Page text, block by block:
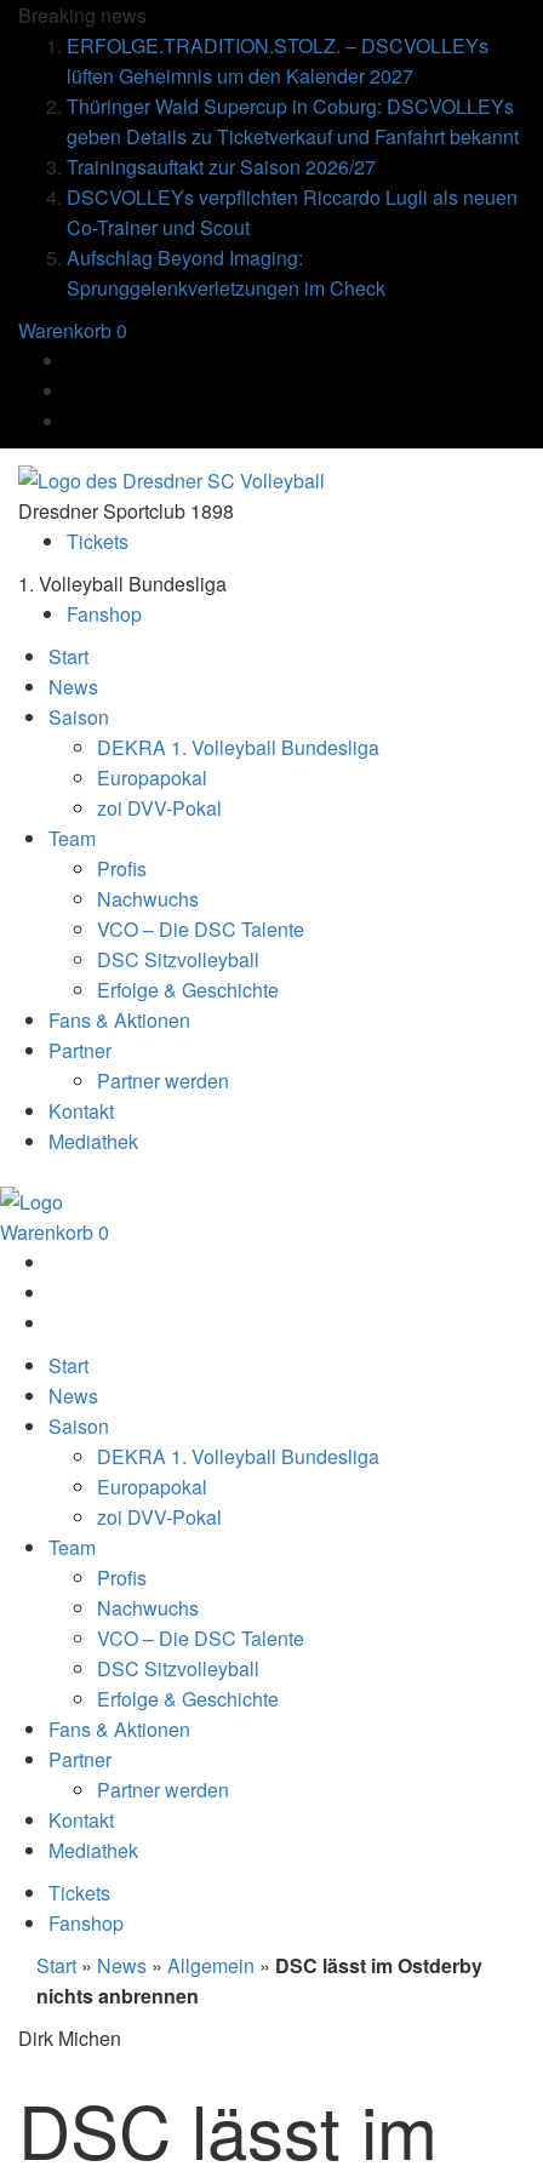
Breaking news
ERFOLGE.TRADITION.STOLZ. – DSCVOLLEYs
lüften Geheimnis um den Kalender 2027
Thüringer Wald Supercup in Coburg: DSCVOLLEYs
geben Details zu Ticketverkauf und Fanfahrt bekannt
Trainingsauftakt zur Saison 2026/27
DSCVOLLEYs verpflichten Riccardo Lugli als neuen
Co-Trainer und Scout
Aufschlag Beyond Imaging:
Sprunggelenkverletzungen im Check
Warenkorb0
Dresdner Sportclub 1898
Tickets
1. Volleyball Bundesliga
Fanshop
Start
News
Saison
DEKRA 1. Volleyball Bundesliga
Europapokal
zoi DVV-Pokal
Team
Profis
Nachwuchs
VCO – Die DSC Talente
DSC Sitzvolleyball
Erfolge & Geschichte
Fans & Aktionen
Partner
Partner werden
Kontakt
Mediathek
Warenkorb0
Start
News
Saison
DEKRA 1. Volleyball Bundesliga
Europapokal
zoi DVV-Pokal
Team
Profis
Nachwuchs
VCO – Die DSC Talente
DSC Sitzvolleyball
Erfolge & Geschichte
Fans & Aktionen
Partner
Partner werden
Kontakt
Mediathek
Tickets
Fanshop
Start » News » Allgemein » DSC lässt im Ostderby
nichts anbrennen
Dirk Michen
DSC lässt im